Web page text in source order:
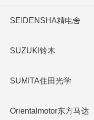
SEIDENSHA精电舍
SUZUKI铃木
SUMITA住田光学
Orientalmotor东方马达